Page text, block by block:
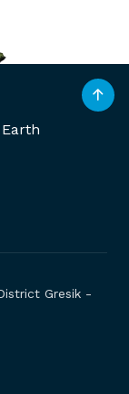
Gresik -